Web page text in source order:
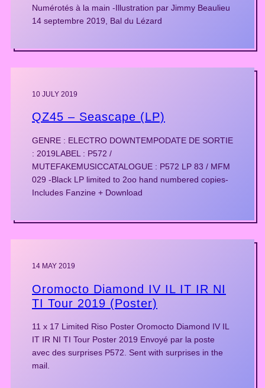
Numérotés à la main -Illustration par Jimmy Beaulieu
14 septembre 2019, Bal du Lézard
10 JULY 2019
QZ45 – Seascape (LP)
GENRE : ELECTRO DOWNTEMPODATE DE SORTIE
: 2019LABEL : P572 /
MUTEFAKEMUSICCATALOGUE : P572 LP 83 / MFM
029 -Black LP limited to 2oo hand numbered copies-
Includes Fanzine + Download
14 MAY 2019
Oromocto Diamond IV IL IT IR NI
TI Tour 2019 (Poster)
11 x 17 Limited Riso Poster Oromocto Diamond IV IL
IT IR NI TI Tour Poster 2019 Envoyé par la poste
avec des surprises P572. Sent with surprises in the
mail.